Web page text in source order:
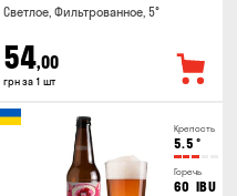
Светлое, Фильтрованное, 5°
54,00
грн за 1 шт
Крепость
5.5 °
Горечь
60 IBU